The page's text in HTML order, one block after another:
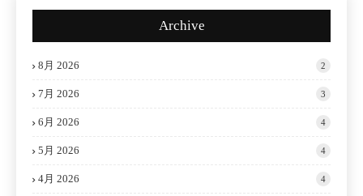
Archive
8月 2026 2
7月 2026 3
6月 2026 4
5月 2026 4
4月 2026 4